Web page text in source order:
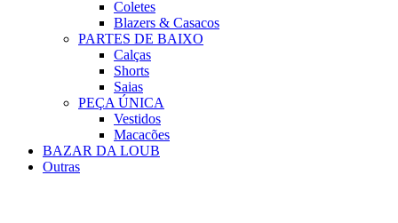
Coletes
Blazers & Casacos
PARTES DE BAIXO
Calças
Shorts
Saias
PEÇA ÚNICA
Vestidos
Macacões
BAZAR DA LOUB
Outras